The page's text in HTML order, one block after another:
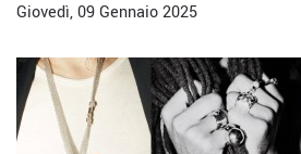
Giovedì, 09 Gennaio 2025